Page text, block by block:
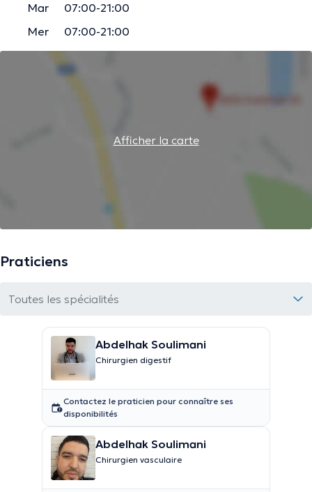
Mar
07:00-21:00
Mer
07:00-21:00
Afficher la carte
Praticiens
Toutes les spécialités
Abdelhak Soulimani
Chirurgien digestif
Contactez le praticien pour connaître ses
disponibilités
Abdelhak Soulimani
Chirurgien vasculaire